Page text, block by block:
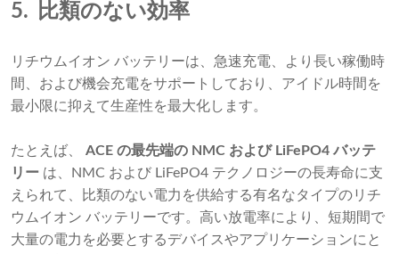
5. 比類のない効率
リチウムイオン バッテリーは、急速充電、より長い稼働時
間、および機会充電をサポートしており、アイドル時間を
最小限に抑えて生産性を最大化します。
たとえば、
ACE の最先端の NMC および LiFePO4 バッテ
リー は、NMC および LiFePO4 テクノロジーの長寿命に支
えられて、比類のない電力を供給する有名なタイプのリチ
ウムイオン バッテリーです。高い放電率により、短期間で
大量の電力を必要とするデバイスやアプリケーションにと